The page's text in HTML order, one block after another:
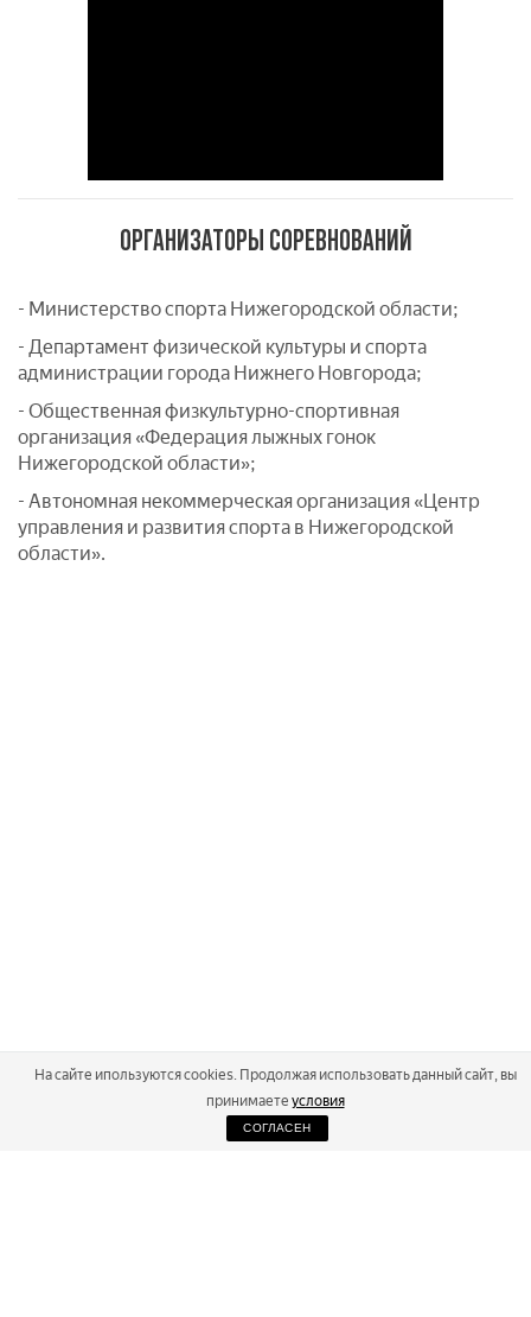
ОРГАНИЗАТОРЫ СОРЕВНОВАНИЙ
- Министерство спорта Нижегородской области;
- Департамент физической культуры и спорта
администрации города Нижнего Новгорода;
- Общественная физкультурно-спортивная
организация «Федерация лыжных гонок
Нижегородской области»;
- Автономная некоммерческая организация «Центр
управления и развития спорта в Нижегородской
области».
2026
На сайте ипользуются cookies. Продолжая использовать данный сайт, вы
принимаете условия
СОГЛАСЕН